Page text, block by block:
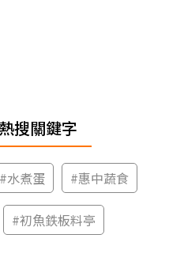
熱搜關鍵字
#水煮蛋 #惠中蔬食
#初魚鉄板料亭